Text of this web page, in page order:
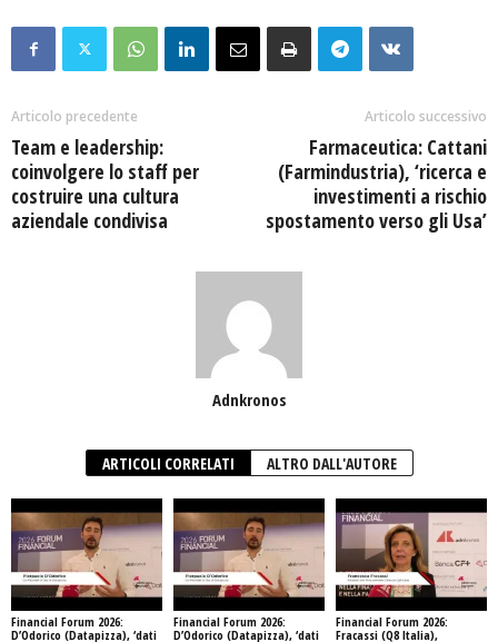
Articolo precedente
Team e leadership:
coinvolgere lo staff per
costruire una cultura
aziendale condivisa
Articolo successivo
Farmaceutica: Cattani
(Farmindustria), ‘ricerca e
investimenti a rischio
spostamento verso gli Usa’
Adnkronos
ARTICOLI CORRELATI ALTRO DALL'AUTORE
Financial Forum 2026:
D’Odorico (Datapizza), ‘dati
Financial Forum 2026:
D’Odorico (Datapizza), ‘dati
Financial Forum 2026:
Fracassi (Q8 Italia),